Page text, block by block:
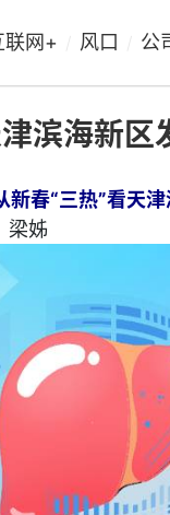
联网+ 风口 公
滨海新
新春“三热”看天
梁姊